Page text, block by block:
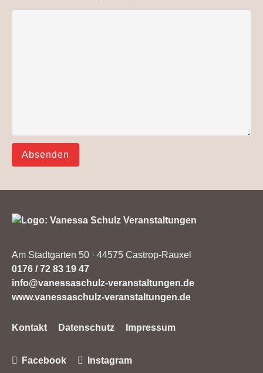
Absenden
Am Stadtgarten 50 · 44575 Castrop-Rauxel
0176 / 72 83 19 47
info@vanessaschulz-veranstaltungen.de
www.vanessaschulz-veranstaltungen.de
überspringen
Kontakt Datenschutz Impressum
Facebook Instagram